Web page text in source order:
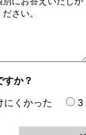
すか？
にくかった 3